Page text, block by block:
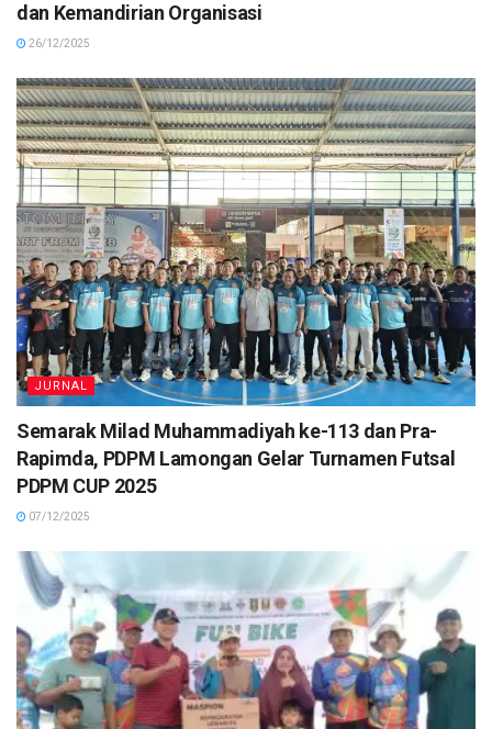
dan Kemandirian Organisasi
26/12/2025
JURNAL
Semarak Milad Muhammadiyah ke-113 dan Pra-
Rapimda, PDPM Lamongan Gelar Turnamen Futsal
PDPM CUP 2025
07/12/2025